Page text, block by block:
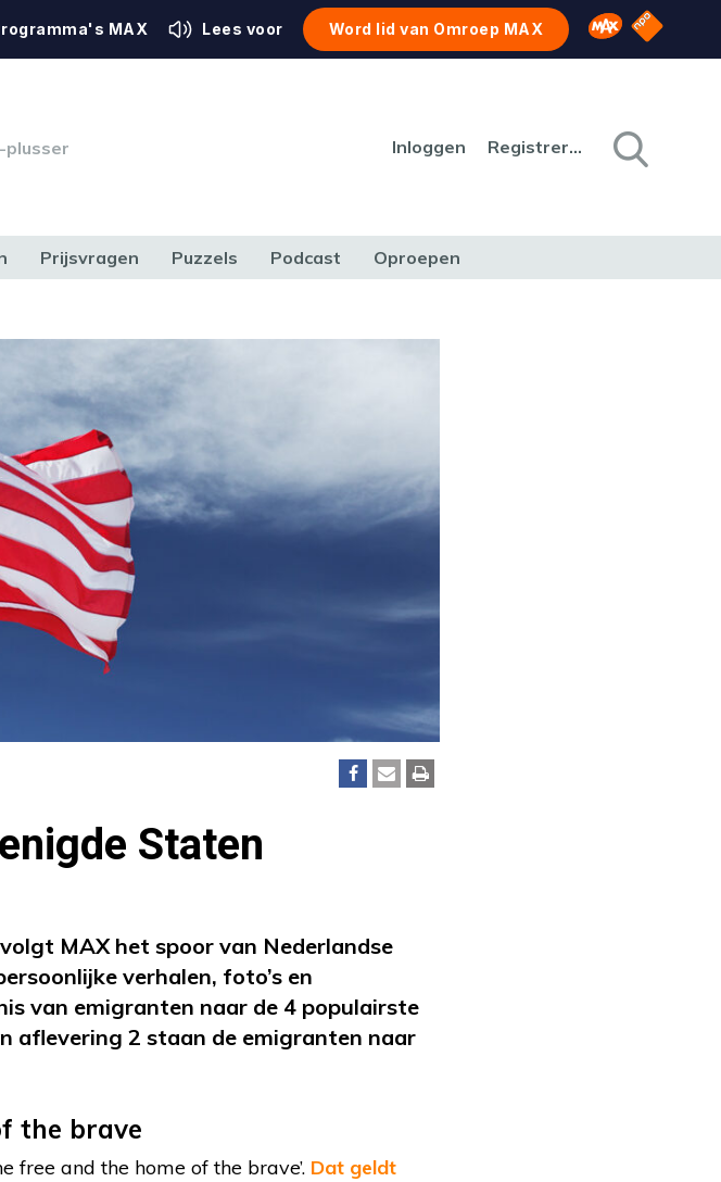
MAX Lees voor Word lid van Omroep MAX Omroep MAX
NPO
plusser Inloggen Registreren
Prijsvragen Puzzels Podcast Oproepen
Staten
MAX het spoor van Nederlandse
verhalen, foto’s en
van emigranten naar de 4 populairste
aflevering 2 staan de emigranten naar
the brave
free and the home of the brave’. Dat geldt